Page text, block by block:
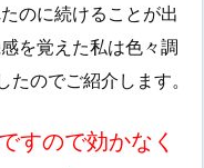
のに続けることが出
を覚えた私は色々調
のでご紹介します。
すので効かなく